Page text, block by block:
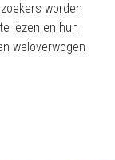
worden
lezen en hun
weloverwogen